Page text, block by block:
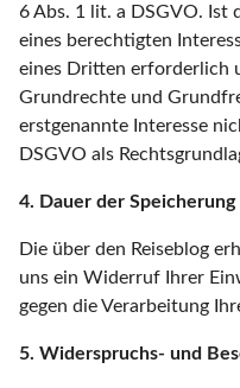
6 Abs. 1 lit. a DSGVO. Ist
eines berechtigten
eines Dritten erforderlich
Grundrechte und
erstgenannte Interesse
DSGVO als
4. Dauer der Speicherung
Die über den Reiseblog
uns ein Widerruf Ihrer
gegen die Verarbeitung
5. Widerspruchs- und